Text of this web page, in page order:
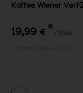
Kaffee Wiener
19,99 € * / Stck